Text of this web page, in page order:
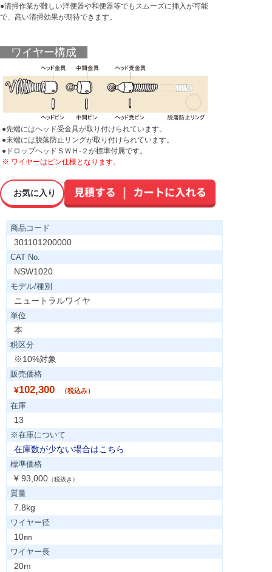
●清掃作業が難しい洋便器や和便器等でもスムーズに挿入が可能
で、高い清掃効果が期待できます。
ワイヤー構成
●先端にはヘッド受金具が取り付けられています。
●末端には脱落防止リングが取り付けられています。
●ドロップヘッドＳＷＨ-２が標準付属です。
※ ワイヤーはピン仕様となります。
お気に入り
商品コード
301101200000
CAT No.
NSW1020
モデル/種別
ニュートラルワイヤ
単位
本
税区分
※10%対象
販売価格
¥102,300 （税込み）
在庫
13
※在庫について
在庫数が少ない場合はこちら
標準価格
¥ 93,000 （税抜き）
質量
7.8kg
ワイヤー径
10㎜
ワイヤー長
20m